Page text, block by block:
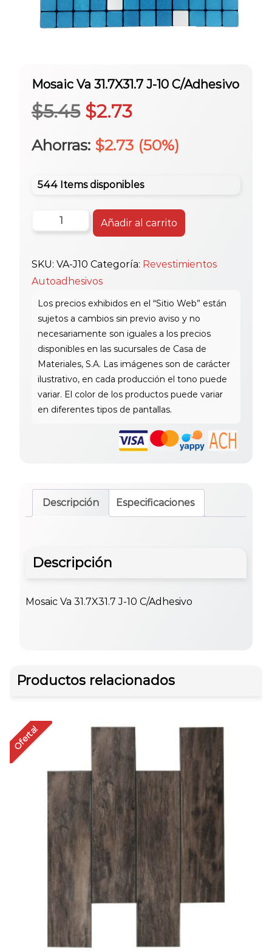
Mosaic Va 31.7X31.7 J-10 C/Adhesivo
$5.45 El
precio
original
era:
$5.45.
$2.73El
precio
actual
es:
$2.73.
Ahorras: $2.73 (50%)
544 Items disponibles
Mosaic
Va
J-
10
C/Adhesivo
cantidad
Añadir al carrito
SKU: VA-J10 Categoría: Revestimientos
Autoadhesivos
Descripción Especificaciones
Descripción
Mosaic Va 31.7X31.7 J-10 C/Adhesivo
Productos relacionados
Oferta!